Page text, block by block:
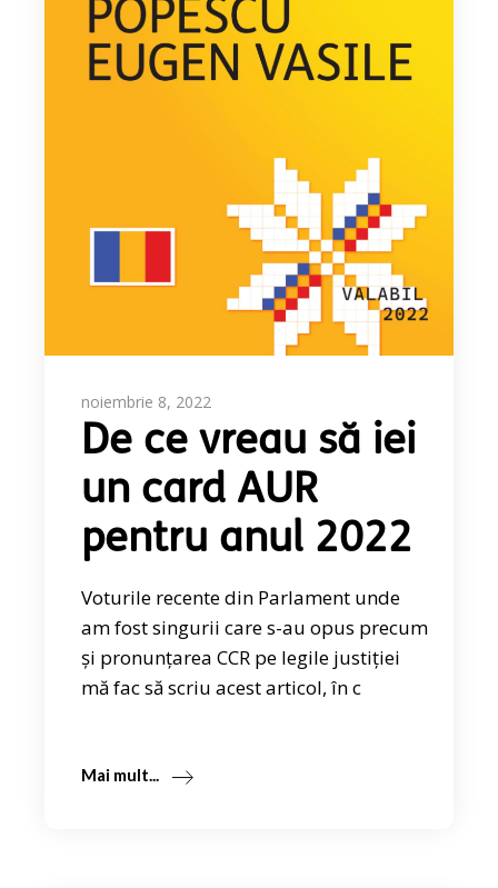
noiembrie 8, 2022
De ce vreau să iei
un card AUR
pentru anul 2022
Voturile recente din Parlament unde
am fost singurii care s-au opus precum
și pronunțarea CCR pe legile justiției
mă fac să scriu acest articol, în c
Mai mult...